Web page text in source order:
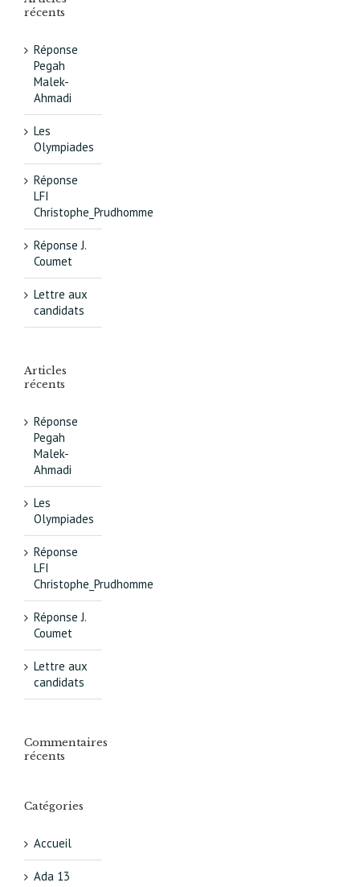
récents
Réponse
Pegah
Malek-
Ahmadi
Les
Olympiades
Réponse
LFI
Christophe_Prudhomme
Réponse J.
Coumet
Lettre aux
candidats
Articles
récents
Réponse
Pegah
Malek-
Ahmadi
Les
Olympiades
Réponse
LFI
Christophe_Prudhomme
Réponse J.
Coumet
Lettre aux
candidats
Commentaires
récents
Catégories
Accueil
Ada 13